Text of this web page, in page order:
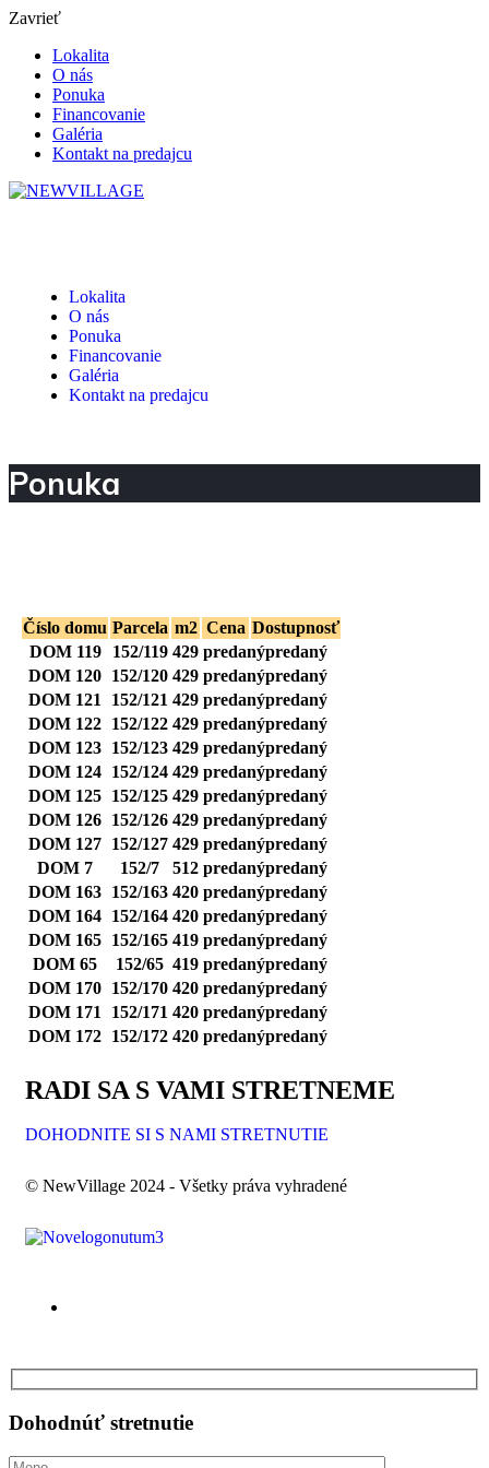
Zavrieť
Lokalita
O nás
Ponuka
Financovanie
Galéria
Kontakt na predajcu
Lokalita
O nás
Ponuka
Financovanie
Galéria
Kontakt na predajcu
Ponuka
Číslo domu Parcela m2 Cena Dostupnosť
DOM 119
152/119 429 predanýpredaný
DOM 120 152/120 429 predanýpredaný
DOM 121 152/121 429 predanýpredaný
DOM 122 152/122 429 predanýpredaný
DOM 123 152/123 429 predanýpredaný
DOM 124 152/124 429 predanýpredaný
DOM 125 152/125 429 predanýpredaný
DOM 126 152/126 429 predanýpredaný
DOM 127 152/127 429 predanýpredaný
DOM 7
152/7 512 predanýpredaný
DOM 163 152/163 420 predanýpredaný
DOM 164 152/164 420 predanýpredaný
DOM 165 152/165 419 predanýpredaný
DOM 65
152/65 419 predanýpredaný
DOM 170 152/170 420 predanýpredaný
DOM 171 152/171 420 predanýpredaný
DOM 172 152/172 420 predanýpredaný
RADI SA S VAMI STRETNEME
DOHODNITE SI S NAMI STRETNUTIE
© NewVillage 2024 - Všetky práva vyhradené
Dohodnúť stretnutie